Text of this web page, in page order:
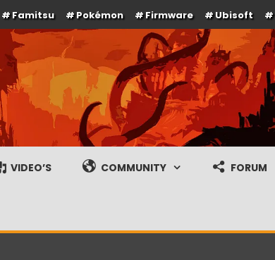
Famitsu Pokémon Firmware Ubisoft
streams
VIDEO’S COMMUNITY FORUM